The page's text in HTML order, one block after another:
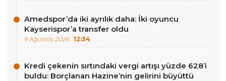
Amedspor’da iki ayrılık daha: İki oyuncu
Kayserispor’a transfer oldu
9 Ağustos 2026 12:34
Kredi çekenin sırtındaki vergi artışı yüzde 628’i
buldu: Borçlanan Hazine’nin gelirini büyüttü